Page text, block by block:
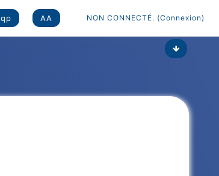
qp AA NON CONNECTÉ. (Connexion)